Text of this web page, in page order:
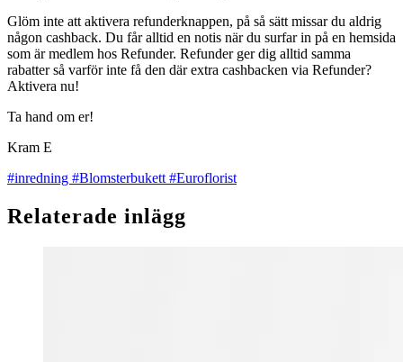
Glöm inte att aktivera refunderknappen, på så sätt missar du aldrig
någon cashback. Du får alltid en notis när du surfar in på en hemsida
som är medlem hos Refunder. Refunder ger dig alltid samma
rabatter så varför inte få den där extra cashbacken via Refunder?
Aktivera nu!
Ta hand om er!
Kram E
#inredning #Blomsterbukett#Euroflorist
Relaterade inlägg